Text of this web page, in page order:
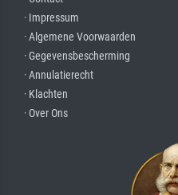
· Impressum
· Algemene Voorwaarden
· Gegevensbescherming
· Annulatierecht
· Klachten
· Over Ons